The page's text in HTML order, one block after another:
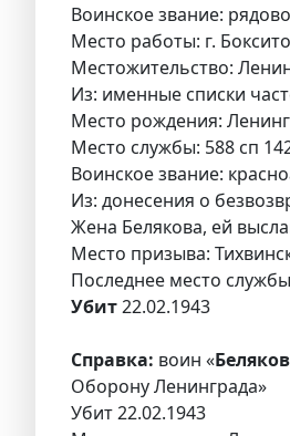
Воинское звание:
Место работы: г.
Местожительство:
Из: именные списки
Место рождения:
Место службы: 588 сп
Воинское звание:
Из: донесения о
Жена Белякова, ей
Место призыва:
Последнее место
Убит22.02.1943
Справка: воин «
Оборону Ленинграда»
Убит 22.02.1943